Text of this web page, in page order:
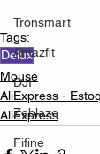
Tronsmart
Amazfit
DJI
Zeblaze
Fifine
Tags:
Delux
Mouse
AliExpress -
AliExpress